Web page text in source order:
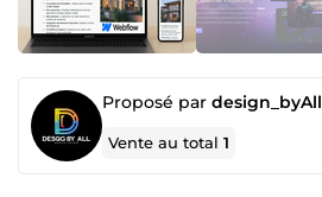
Proposé par design_byAll
Vente au total1